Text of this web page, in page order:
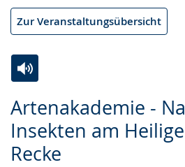
Zur Veranstaltungsübersicht
Artenakademie -
Insekten am
Recke
Leichten
Sprache
wechseln.
Audio-
Unterstützung.
Video
in
Deutscher